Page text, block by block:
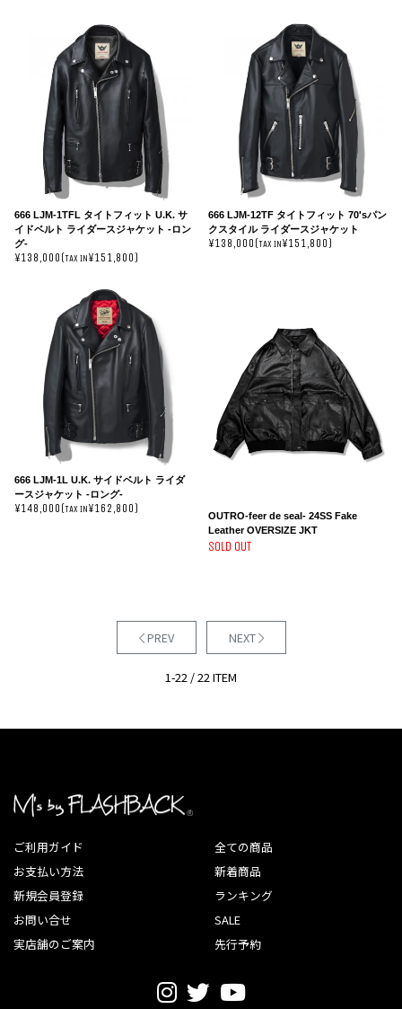
666 LJM-1TFL タイトフィット U.K. サ
イドベルト ライダースジャケット -ロン
グ-
¥138,000(TAX IN¥151,800)
666 LJM-12TF タイトフィット 70'sパン
クスタイル ライダースジャケット
¥138,000(TAX IN¥151,800)
666 LJM-1L U.K. サイドベルト ライダ
ースジャケット -ロング-
¥148,000(TAX IN¥162,800)
OUTRO-feer de seal- 24SS Fake
Leather OVERSIZE JKT
SOLD OUT
PREV NEXT
1-22 / 22 ITEM
ご利用ガイド
お支払い方法
新規会員登録
お問い合せ
実店舗のご案内
全ての商品
新着商品
ランキング
SALE
先行予約